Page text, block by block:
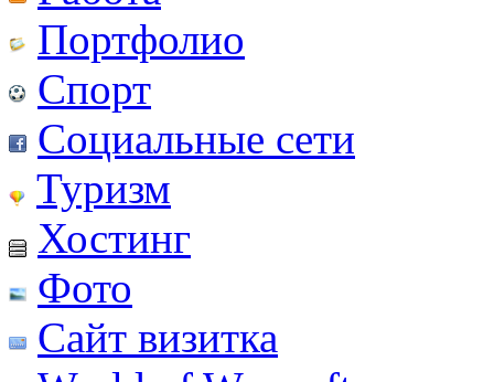
Портфолио
Спорт
Социальные сети
Туризм
Хостинг
Фото
Сайт визитка